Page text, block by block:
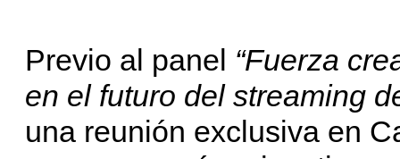
Previo al panel “Fuerza
en el futuro del streaming
una reunión exclusiva en